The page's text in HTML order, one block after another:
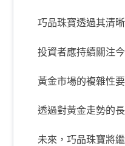
巧品珠寶透過其清
投資者應持續關注
黃金市場的複雜性
透過對黃金走勢的
未來，巧品珠寶將